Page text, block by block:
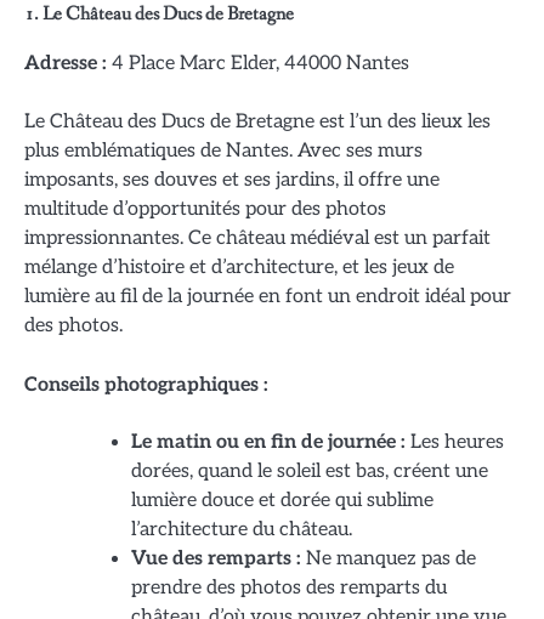
1.Le Château des Ducs de Bretagne
Adresse : 4 Place Marc Elder, 44000 Nantes
Le Château des Ducs de Bretagne est l’un des lieux les
plus emblématiques de Nantes. Avec ses murs
imposants, ses douves et ses jardins, il offre une
multitude d’opportunités pour des photos
impressionnantes. Ce château médiéval est un parfait
mélange d’histoire et d’architecture, et les jeux de
lumière au fil de la journée en font un endroit idéal pour
des photos.
Conseils photographiques :
Le matin ou en fin de journée : Les heures
dorées, quand le soleil est bas, créent une
lumière douce et dorée qui sublime
l’architecture du château.
Vue des remparts : Ne manquez pas de
prendre des photos des remparts du